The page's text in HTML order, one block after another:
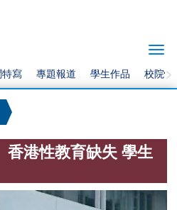
特寫 專題報道 學生作品 校院快
香港性教育缺失 學生